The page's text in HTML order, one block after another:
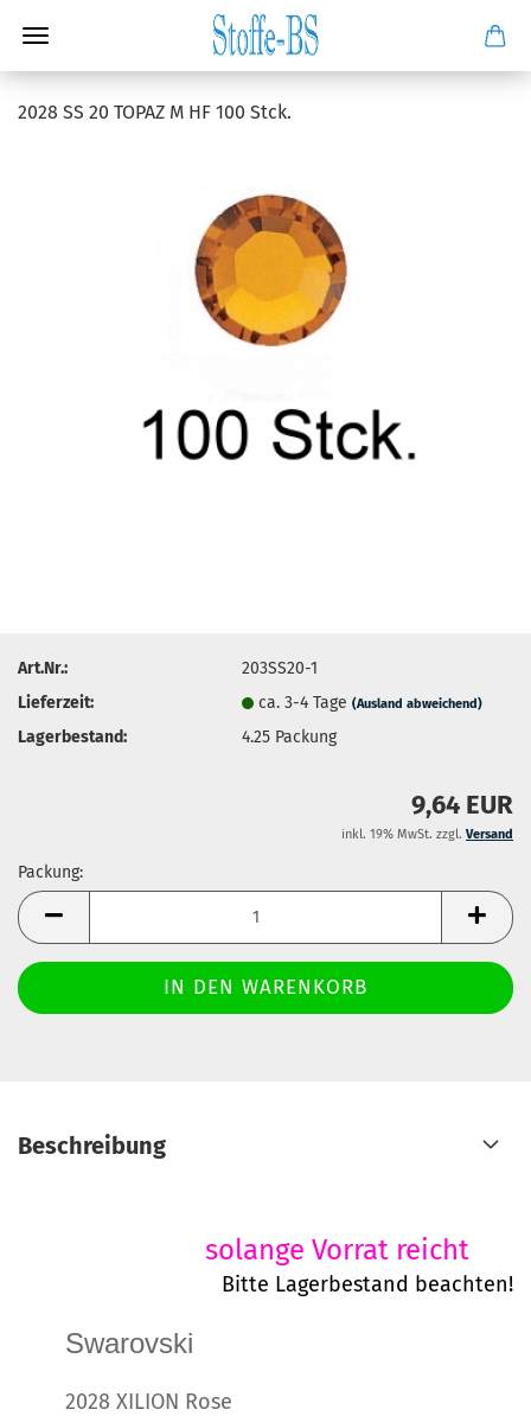
2028 SS 20 TOPAZ M HF 100 Stck.
Art.Nr.:
203SS20-1
Lieferzeit:
ca. 3-4 Tage(Ausland abweichend)
Lagerbestand: 4.25 Packung
9,64 EUR
inkl. 19% MwSt. zzgl. Versand
Packung:
Packung
Beschreibung
solange Vorrat reicht
Bitte Lagerbestand beachten!
Swarovski
2028 XILION Rose